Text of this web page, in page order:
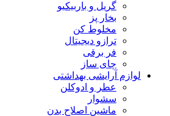
گریل و باربیکیو
بخار پز
مخلوط کن
ترازو دیجیتال
فر برقی
چای ساز
لوازم آرایشی بهداشتی
عطر و ادوکلن
سشوار
ماشین اصلاح بدن